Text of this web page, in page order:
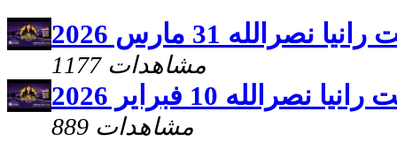
31 مارس 2026
1177 مشاهدات
10 فبراير 2026
889 مشاهدات